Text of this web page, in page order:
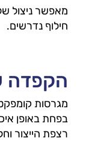
מאפשר ניצול
חילוף נדרשים.
הקפדה
בפחת באופן
רצפת הייצור